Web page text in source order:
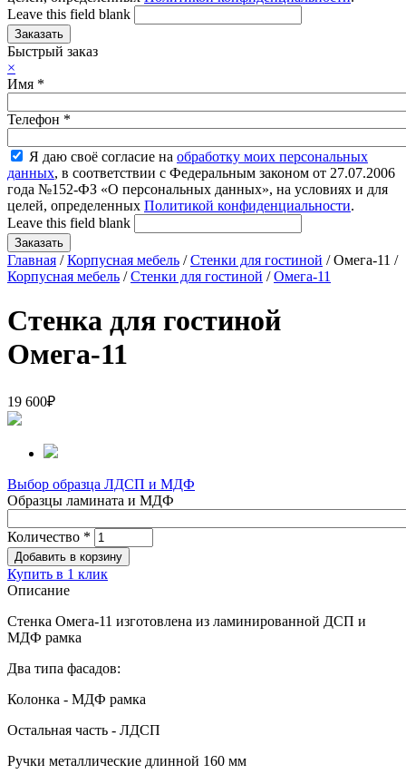
Leave this field blank
Быстрый заказ
×
Имя *
Телефон *
Я даю своё согласие на обработку моих персональных
данных, в соответствии с Федеральным законом от 27.07.2006
года №152-ФЗ «О персональных данных», на условиях и для
целей, определенных Политикой конфиденциальности.
Leave this field blank
Главная /Корпусная мебель /Стенки для гостиной / Омега-11 /
Корпусная мебель /Стенки для гостиной /Омега-11
Стенка для гостиной
Омега-11
19 600₽
Выбор образца ЛДСП и МДФ
Образцы ламината и МДФ
Количество *
Купить в 1 клик
Описание
Стенка Омега-11 изготовлена из ламинированной ДСП и
МДФ рамка
Два типа фасадов:
Колонка - МДФ рамка
Остальная часть - ЛДСП
Ручки металлические длинной 160 мм